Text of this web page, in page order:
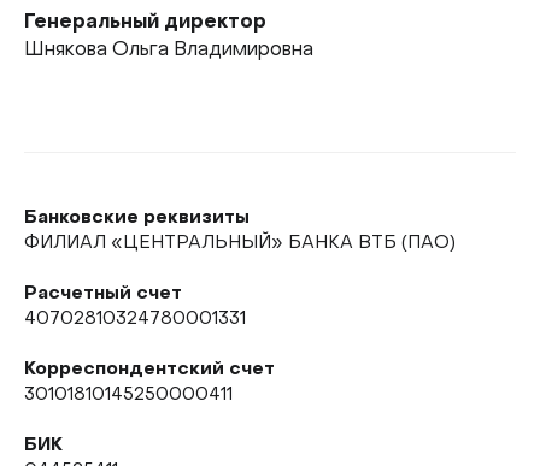
Генеральный директор
Шнякова Ольга Владимировна
Банковские реквизиты
ФИЛИАЛ «ЦЕНТРАЛЬНЫЙ» БАНКА ВТБ (ПАО)
Расчетный счет
40702810324780001331
Корреспондентский счет
30101810145250000411
БИК